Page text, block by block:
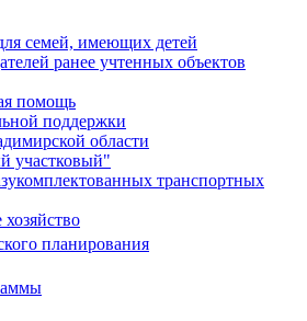
семей, имеющих детей
ранее учтенных объектов
помощь
поддержки
области
участковый"
транспортных
планирования